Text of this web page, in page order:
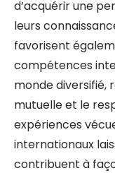
d’acquérir une
leurs
favorisent
compétences
monde diversifié,
mutuelle et le
expériences
internationaux
contribuent à